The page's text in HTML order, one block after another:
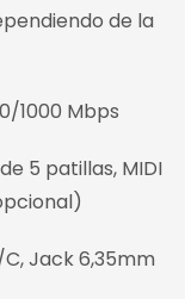
de la
1000 Mbps
5 patillas, MIDI
Jack 6,35mm